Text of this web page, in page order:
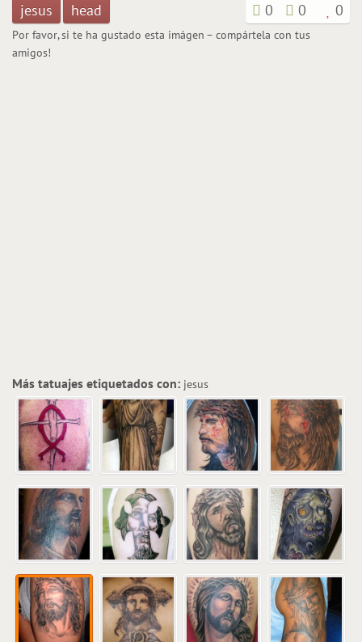
jesus head 0 0 0
Por favor, si te ha gustado esta imágen – compártela con tus
amigos!
Más tatuajes etiquetados con: jesus